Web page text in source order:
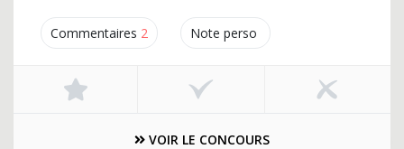
Commentaires 2 Note perso
VOIR LE CONCOURS